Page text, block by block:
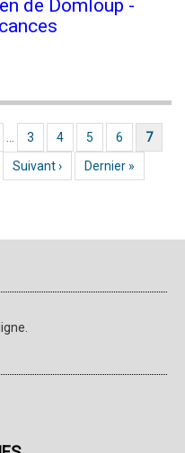
de Domloup -
Page
3 Page
4 Page
5 Page
6 Page
7
Page suivante
Suivant › Dernière page
Dernier »